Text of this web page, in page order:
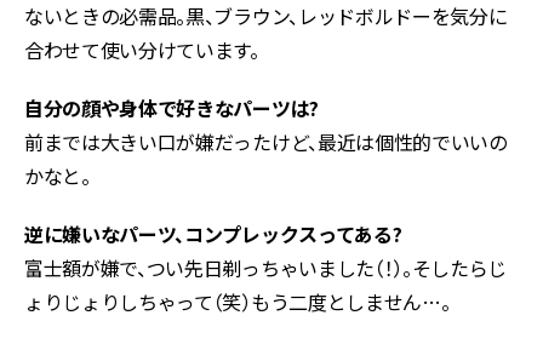
ないときの必需品。黒、ブラウン、レッドボルドーを気分に
合わせて使い分けています。
自分の顔や身体で好きなパーツは?
前までは大きい口が嫌だったけど、最近は個性的でいいの
かなと。
逆に嫌いなパーツ、コンプレックスってある?
富士額が嫌で、つい先日剃っちゃいました（！）。そしたらじ
ょりじょりしちゃって（笑）もう二度としません…。